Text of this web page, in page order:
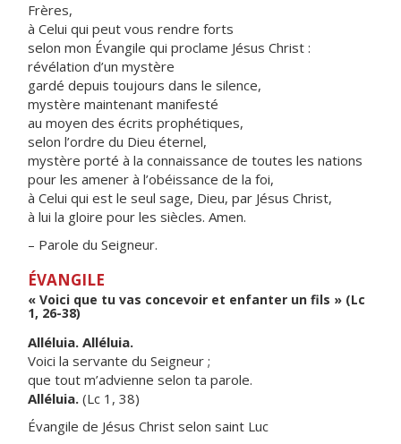
Frères,
à Celui qui peut vous rendre forts
selon mon Évangile qui proclame Jésus Christ :
révélation d’un mystère
gardé depuis toujours dans le silence,
mystère maintenant manifesté
au moyen des écrits prophétiques,
selon l’ordre du Dieu éternel,
mystère porté à la connaissance de toutes les nations
pour les amener à l’obéissance de la foi,
à Celui qui est le seul sage, Dieu, par Jésus Christ,
à lui la gloire pour les siècles. Amen.
– Parole du Seigneur.
ÉVANGILE
« Voici que tu vas concevoir et enfanter un fils » (Lc
1, 26-38)
Alléluia. Alléluia.
Voici la servante du Seigneur ;
que tout m’advienne selon ta parole.
Alléluia. (Lc 1, 38)
Évangile de Jésus Christ selon saint Luc